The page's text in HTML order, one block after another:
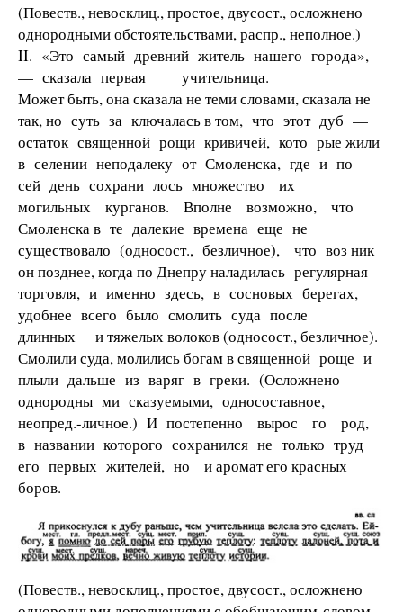
(Повеств., невосклиц., простое, двусост., осложнено
однородными обстоятельствами, распр., неполное.)
II. «Это самый древний житель нашего города»,
— сказала первая учи­тельница.
Может быть, она сказала не теми словами, сказала не
так, но суть за­ ключалась в том, что этот дуб —
остаток священной рощи кривичей, кото­ рые жили
в селении неподалеку от Смоленска, где и по
сей день сохрани­ лось множество их
могильных курганов. Вполне возможно, что
Смоленска в те далекие времена еще не
существовало (односост., безличное), что воз­ ник
он позднее, когда по Днепру наладилась регулярная
торговля, и именно здесь, в сосновых берегах,
удобнее всего было смолить суда после
длинных и тяжелых волоков (односост., безличное).
Смолили суда, молились богам в священной роще и
плыли дальше из варяг в греки. (Осложнено
однородны­ ми сказуемыми, односоставное,
неопред.-личное.) И постепенно вырос го­ род,
в названии которого сохранился не только труд
его первых жителей, но и аромат его красных
боров.
(Повеств., невосклиц., простое, двусост., осложнено